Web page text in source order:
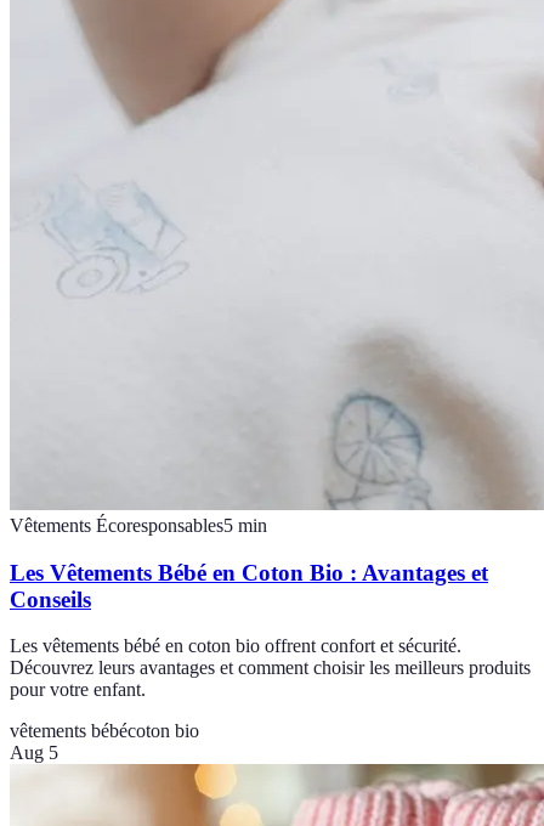
Vêtements Écoresponsables5 min
Les Vêtements Bébé en Coton Bio : Avantages et
Conseils
Les vêtements bébé en coton bio offrent confort et sécurité.
Découvrez leurs avantages et comment choisir les meilleurs produits
pour votre enfant.
vêtements bébécoton bio
Aug 5